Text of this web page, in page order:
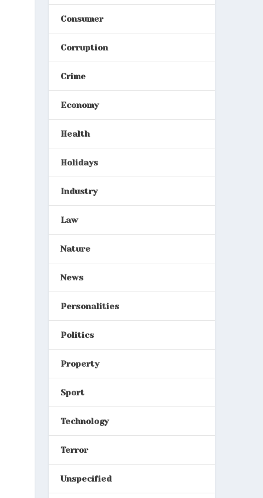
Consumer
Corruption
Crime
Economy
Health
Holidays
Industry
Law
Nature
News
Personalities
Politics
Property
Sport
Technology
Terror
Unspecified